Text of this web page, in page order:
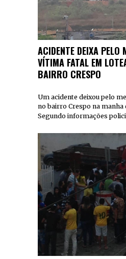
ACIDENTE DEIXA PELO
VÍTIMA FATAL EM
BAIRRO CRESPO
Um acidente deixou pelo
no bairro Crespo na manha
Segundo informações